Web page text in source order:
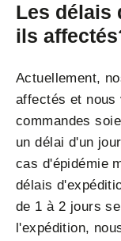
Les délais
ils
Actuellement,
affectés et nous
commandes
un délai d'un
cas d'épidémie
délais
de 1 à 2 jours
l'expédition,